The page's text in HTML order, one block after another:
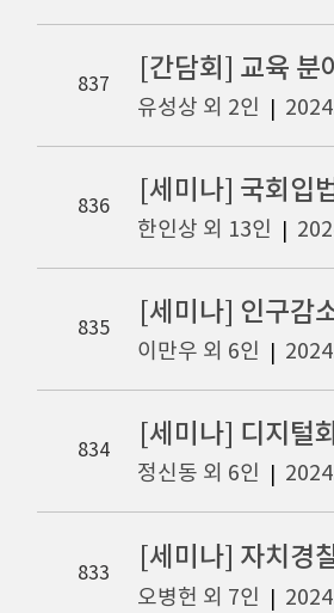
837 [간담회] 교육 분
유성상 외 2인
836 [세미나] 국회입
한인상 외 13인
835 [세미나] 인구감
이만우 외 6인
834 [세미나] 디지털
정신동 외 6인
833 [세미나] 자치경
오병헌 외 7인